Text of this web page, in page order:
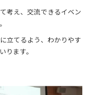
考え、交流できるイベン
立てるよう、わかりやす
ります。